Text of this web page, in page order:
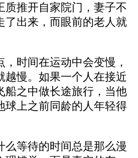
质推开自家院门，妻子不
了出来，而眼前的老人就
时间在运动中会变慢，
越慢。如果一个人在接近
船之中做长途旅行，当他
球上之前同龄的人年轻得
么等待的时间总是那么漫